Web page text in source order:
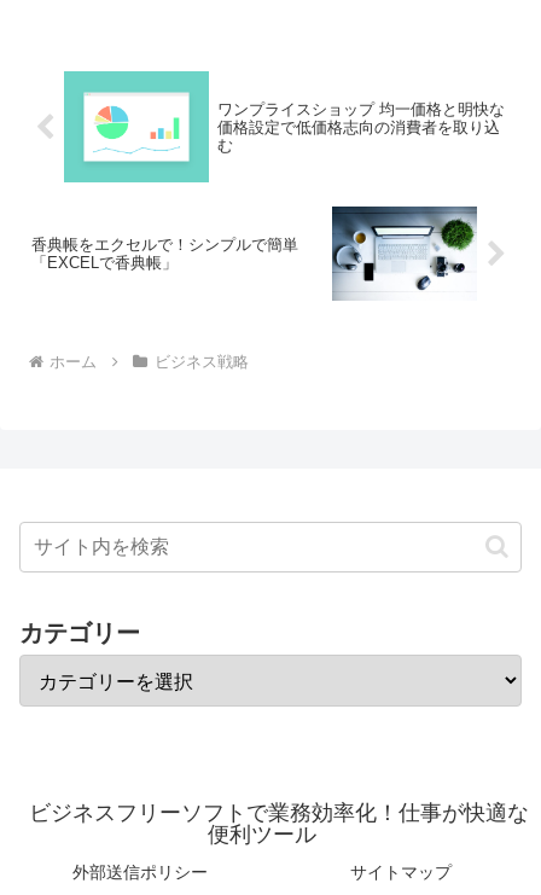
ワンプライスショップ 均一価格と明快な
価格設定で低価格志向の消費者を取り込
む
香典帳をエクセルで！シンプルで簡単
「EXCELで香典帳」
ホーム ビジネス戦略
カテゴリー
ビジネスフリーソフトで業務効率化！仕事が快適な
便利ツール
外部送信ポリシー サイトマップ